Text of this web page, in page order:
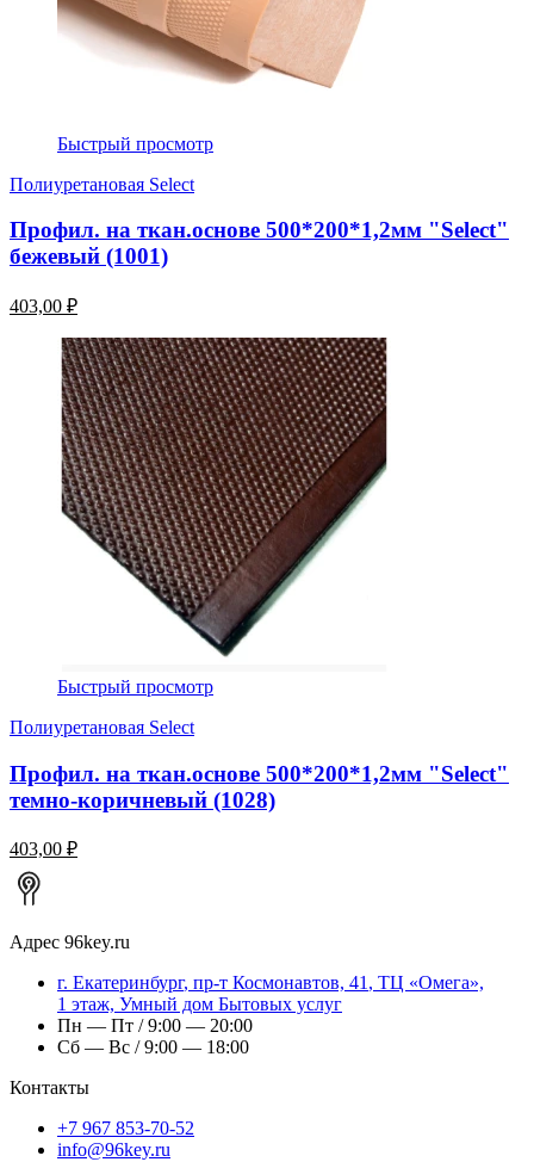
Быстрый просмотр
Полиуретановая Select
Профил. на ткан.основе 500*200*1,2мм "Select"
бежевый (1001)
403,00 ₽
Быстрый просмотр
Полиуретановая Select
Профил. на ткан.основе 500*200*1,2мм "Select"
темно-коричневый (1028)
403,00 ₽
Адрес 96key.ru
г. Екатеринбург, пр-т Космонавтов, 41, ТЦ «Омега»,
1 этаж, Умный дом Бытовых услуг
Пн — Пт / 9:00 — 20:00
Сб — Вс / 9:00 — 18:00
Контакты
+7 967 853-70-52
info@96key.ru